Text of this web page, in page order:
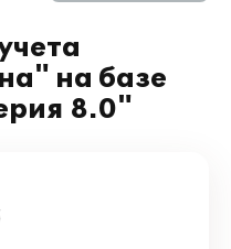
на базе
8.0"